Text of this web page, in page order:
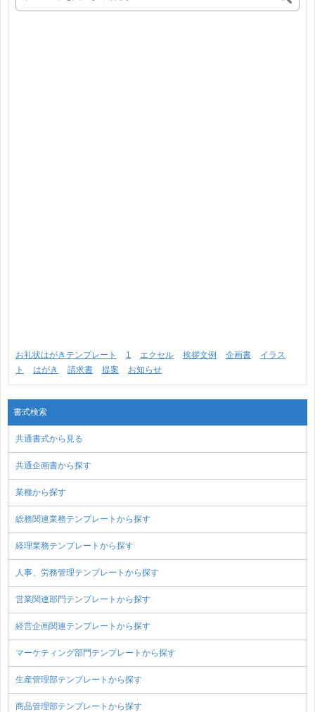
お礼状はがきテンプレート 1 エクセル 挨拶文例 企画書
イラス
ト
はがき 請求書 提案 お知らせ
書式検索
共通書式から見る
共通企画書から探す
業種から探す
総務関連業務テンプレートから探す
経理業務テンプレートから探す
人事、労務管理テンプレートから探す
営業関連部門テンプレートから探す
経営企画関連テンプレートから探す
マーケティング部門テンプレートから探す
生産管理部テンプレートから探す
商品管理部テンプレートから探す